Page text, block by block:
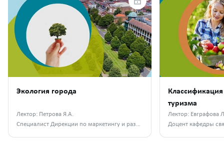
Экология города
Лектор: Петрова Я.А.
Специалист Дирекции по маркетингу и развитию АО «Апатит»
Классификация
туризма
Лектор: Евграфова